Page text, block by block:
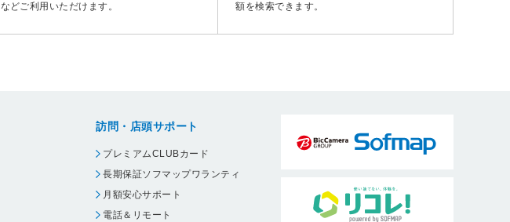
などご利用いただけます。
額を検索できます。
訪問・店頭サポート
プレミアムCLUBカード
長期保証ソフマップワランティ
月額安心サポート
電話＆リモート